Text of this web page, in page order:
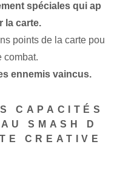
spéciales qui ap
la carte.
points de la carte pou
combat.
ennemis vaincus.
CAPACITÉS
SMASH D
CREATIVE